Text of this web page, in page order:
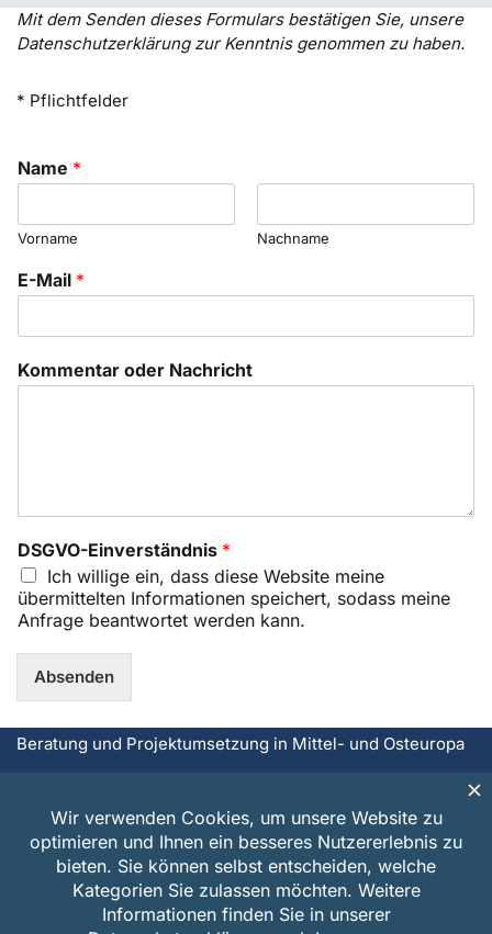
Mit dem Senden dieses Formulars bestätigen Sie, unsere
Datenschutzerklärung zur Kenntnis genommen zu haben.
* Pflichtfelder
Name *
Vorname Nachname
E-Mail *
Kommentar oder Nachricht
DSGVO-Einverständnis *
Ich willige ein, dass diese Website meine
übermittelten Informationen speichert, sodass meine
Anfrage beantwortet werden kann.
Absenden
Beratung und Projektumsetzung in Mittel- und Osteuropa
Copyright©: Daria Mak-WaltherFreiberufliche Beraterin,
Projektmanagerin und Inhaberin von DAMA
Projektmanagement Mittel- und Osteuropa
English/ Polski/ Русский/